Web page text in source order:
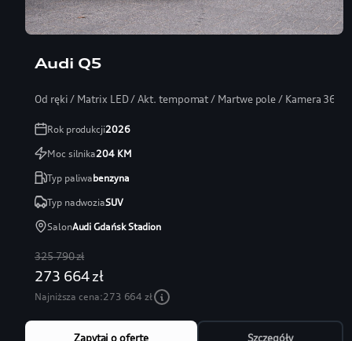
Audi Q5
Od ręki / Matrix LED / Akt. tempomat / Martwe pole / Kamera 360
Rok produkcji2026
Moc silnika204KM
Typ paliwabenzyna
Typ nadwoziaSUV
SalonAudi Gdańsk Stadion
325 790 zł
273 664 zł
Najniższa cena:273 664 zł
Zapytaj o ofertę Szczegóły